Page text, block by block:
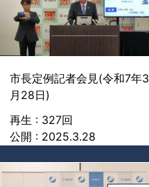
市長定例記者会見(令和7年3
月28日)
再生 : 327回
公開 : 2025.3.28